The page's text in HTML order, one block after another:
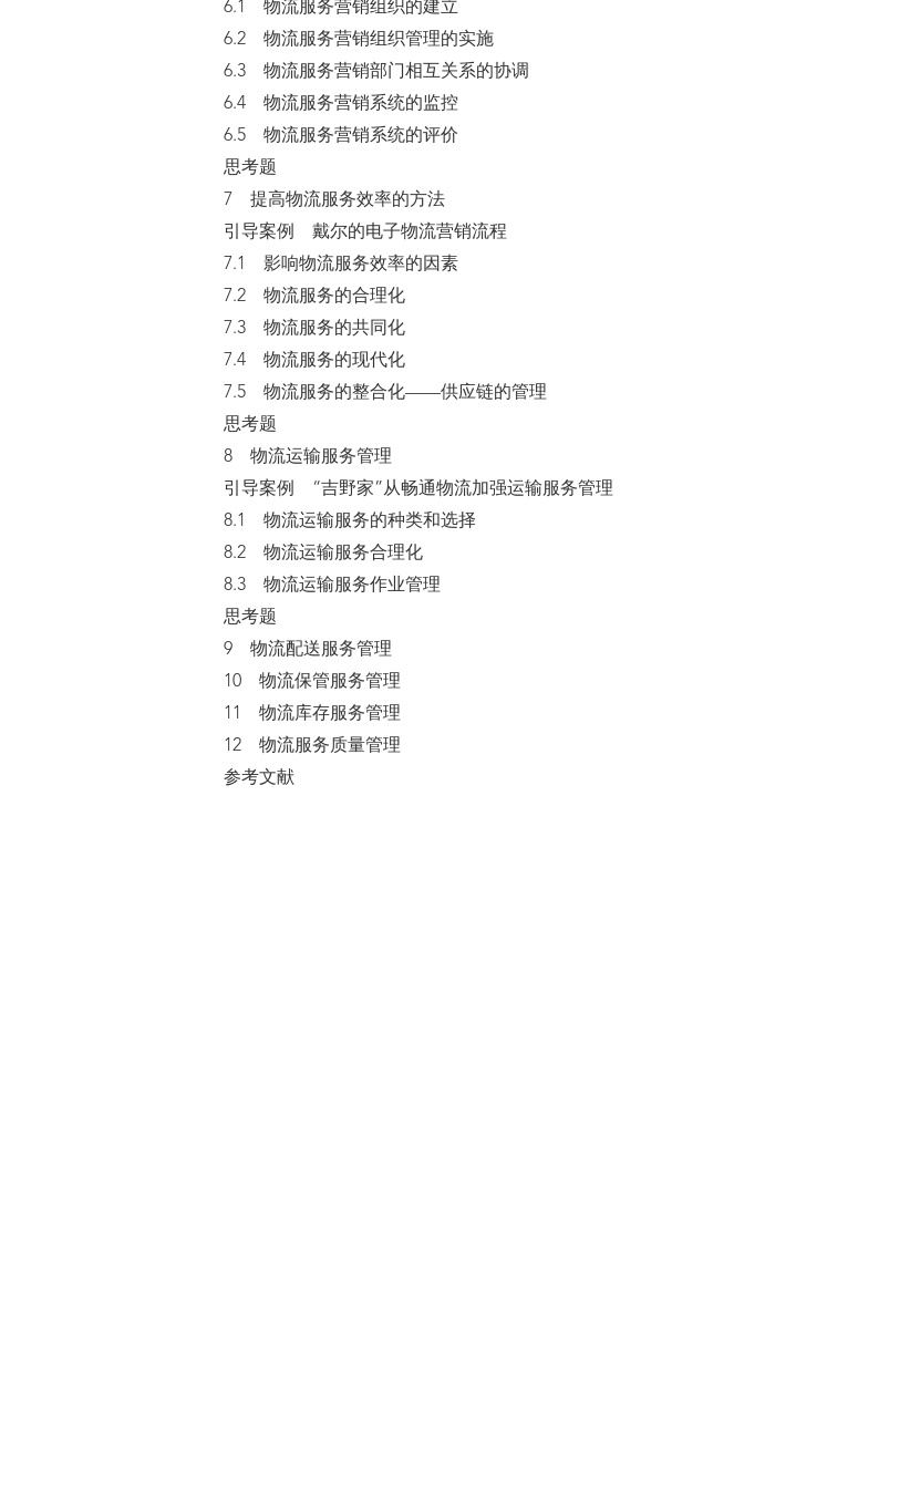
6.1 物流服务营销组织的建立
6.2 物流服务营销组织管理的实施
6.3 物流服务营销部门相互关系的协调
6.4 物流服务营销系统的监控
6.5 物流服务营销系统的评价
思考题
7 提高物流服务效率的方法
引导案例 戴尔的电子物流营销流程
7.1 影响物流服务效率的因素
7.2 物流服务的合理化
7.3 物流服务的共同化
7.4 物流服务的现代化
7.5 物流服务的整合化——供应链的管理
思考题
8 物流运输服务管理
引导案例 “吉野家”从畅通物流加强运输服务管理
8.1 物流运输服务的种类和选择
8.2 物流运输服务合理化
8.3 物流运输服务作业管理
思考题
9 物流配送服务管理
10 物流保管服务管理
11 物流库存服务管理
12 物流服务质量管理
参考文献